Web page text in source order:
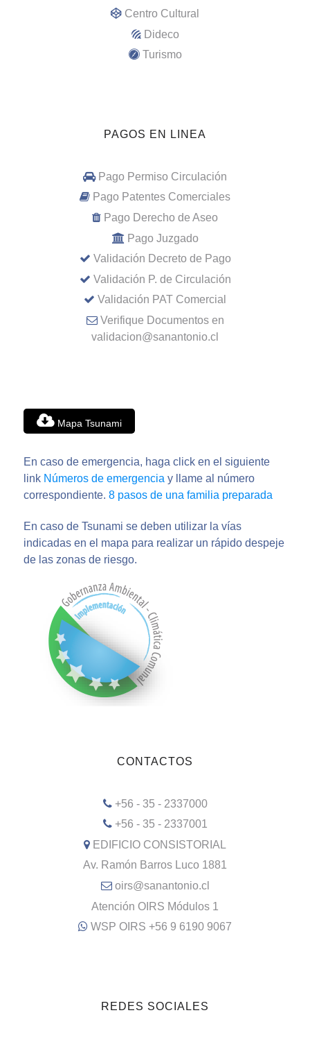
Centro Cultural
Dideco
Turismo
PAGOS EN LINEA
Pago Permiso Circulación
Pago Patentes Comerciales
Pago Derecho de Aseo
Pago Juzgado
Validación Decreto de Pago
Validación P. de Circulación
Validación PAT Comercial
Verifique Documentos en
validacion@sanantonio.cl
Mapa Tsunami
En caso de emergencia, haga click en el siguiente
link Números de emergencia y llame al número
correspondiente. 8 pasos de una familia preparada
En caso de Tsunami se deben utilizar la vías
indicadas en el mapa para realizar un rápido despeje
de las zonas de riesgo.
CONTACTOS
+56 - 35 - 2337000
+56 - 35 - 2337001
EDIFICIO CONSISTORIAL
Av. Ramón Barros Luco 1881
oirs@sanantonio.cl
Atención OIRS Módulos 1
WSP OIRS +56 9 6190 9067
REDES SOCIALES